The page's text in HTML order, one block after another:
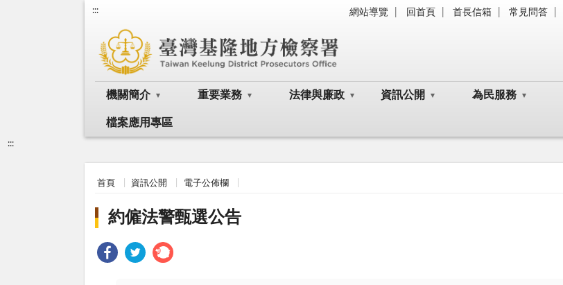
::: 網站導覽 回首頁 首長信箱 常見問答
機關簡介 重要業務 法律與廉政 資訊公開 為民服務
檔案應用專區
:::
首頁 資訊公開 電子公佈欄
約僱法警甄選公告